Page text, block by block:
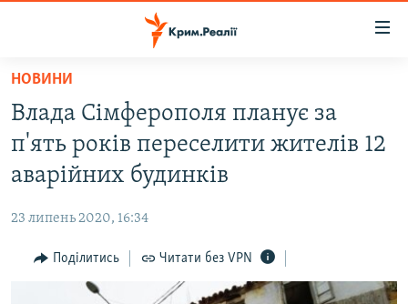
Перейти
основного
матеріалу
Перейти
до
основної
Перейти
ВОДА.КРИМ
ВІДЕО ТА ФОТО
БЛОГИ
ПОГЛЯД
НОВИНИ
Влада Сімферополя планує за
п'ять років переселити жителів 12
аварійних будинків
23 липень 2020, 16:34
Поділитись Читати без VPN